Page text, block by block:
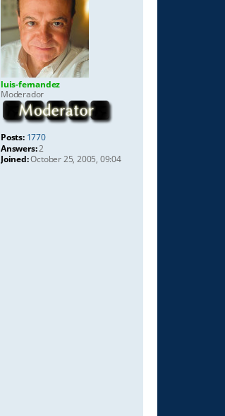
luis-fernandez
Moderador
Posts: 1770
Answers:2
Joined:October 25, 2005, 09:04